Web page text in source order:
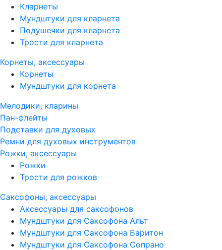
Кларнеты
Мундштуки для кларнета
Подушечки для кларнета
Трости для кларнета
Корнеты, аксессуары
Корнеты
Мундштуки для корнета
Мелодики, кларины
Пан-флейты
Подставки для духовых
Ремни для духовых инструментов
Рожки, аксессуары
Рожки
Трости для рожков
Саксофоны, аксессуары
Аксессуары для саксофонов
Мундштуки для Саксофона Альт
Мундштуки для Саксофона Баритон
Мундштуки для Саксофона Сопрано